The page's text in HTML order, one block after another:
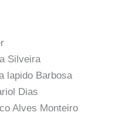
Silveira
lapido Barbosa
Dias
Alves Monteiro